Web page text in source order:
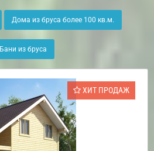
Дома из бруса более 100 кв.м.
Бани из бруса
ХИТ ПРОДАЖ